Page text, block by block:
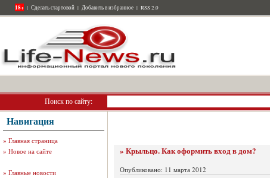
18+ | Сделать стартовой | Добавить в избранное | RSS 2.0
Поиск по сайту:
Навигация
» Главная страница
» Новое на сайте
» Главные новости
» Крыльцо. Как оформить вход в дом?
Опубликовано: 11 марта 2012